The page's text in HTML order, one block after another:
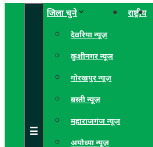
☰
जिला चुने
देवरिया न्यूज़
कुशीनगर न्यूज़
गोरखपुर न्यूज़
बस्ती न्यूज़
महाराजगंज न्यूज़
अयोध्या न्यूज़
राष्ट्रीय